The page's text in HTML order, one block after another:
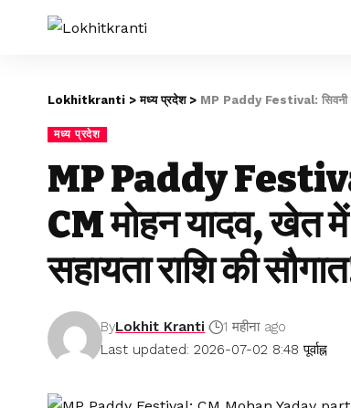
Lokhitkranti >मध्य प्रदेश> MP Paddy Festival: सिवनी में
मध्य प्रदेश
MP Paddy
CM मोहन यादव, खेत
सहायता राशि की
Last updated: 2026-07-02 8:48 पूर्वाह्न
ByLokhit Kranti 1 महीना ago